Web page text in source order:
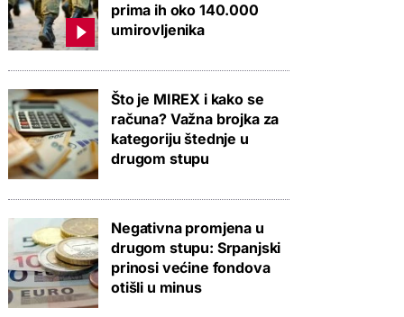
prima ih oko 140.000
umirovljenika
Što je MIREX i kako se
računa? Važna brojka za
kategoriju štednje u
drugom stupu
Negativna promjena u
drugom stupu: Srpanjski
prinosi većine fondova
otišli u minus